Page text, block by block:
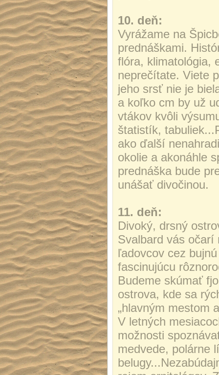
10. deň:
Vyrážame na
prednáškami.
flóra, klimatológia,
neprečítate. Viete
jeho srsť nie je
a koľko cm by už
vtákov kvôli
štatistík,
ako ďalší
okolie a akonáhle
prednáška bude
unášať divočinou.
11. deň:
Divoký, drsný
Svalbard vás očarí
ľadovcov cez
fascinujúcu
Budeme skúmať
ostrova, kde sa
„hlavným mestom
V letných
možnosti
medvede, polárne